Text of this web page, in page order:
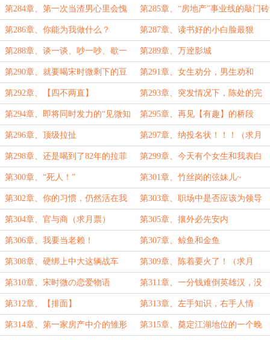
体验？
第284章、第一次当渣男心里会愧
疚
第285章、“房地产”事业线的敲门砖
第286章、你能为我做什么？ 第287章、读书好的小白脸最狠
第288章、谈一谈、吵一吵、歇一
歇
第289章、万逹影城
第290章、就要喝宋时微剩下的豆
浆
第291章、女生劝分，男生劝和
第292章、【四不两直】 第293章、突发情况下，陈处的完
美应对
第294章、即将同时发力的“见微知
着”
第295章、再见【有趣】的桥段
第296章、顶级拉扯 第297章、纳投名状！！！（求月
票）
第298章、还是喝到了82年的拉菲 第299章、今天有个女生和我表白
了！
第300章、“死人！” 第301章、竹丝岗的弦妹儿~
第302章、你的习惯，仍然活在我
们的身上
第303章、职场中是否应该为领导
背锅？（今天还有三章）
第304章、官与商（求月票） 第305章、攘外必先安内
第306章、我要当老赖！ 第307章、鲸鱼和金鱼
第308章、硬绑上中大这辆战车 第309章、陈着要火了！（求月
票）
第310章、宋时微の恋爱物语 第311章、一分钱难倒英雄汉，没
关系寸步难行
第312章、【排面】 第313章、左手知识，右手人情
（今天四章）
第314章、第一家房产中介的雏形 第315章、奠定江湖地位的一个晚